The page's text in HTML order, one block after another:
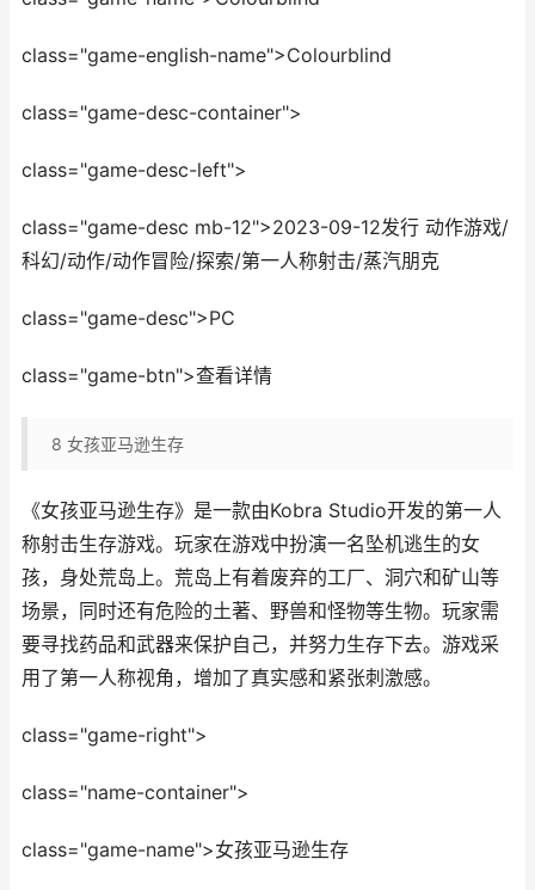
class="game-english-name">Colourblind
class="game-desc-container">
class="game-desc-left">
class="game-desc mb-12">2023-09-12发行 动作游戏/
科幻/动作/动作冒险/探索/第一人称射击/蒸汽朋克
class="game-desc">PC
class="game-btn">查看详情
8 女孩亚马逊生存
《女孩亚马逊生存》是一款由Kobra Studio开发的第一人
称射击生存游戏。玩家在游戏中扮演一名坠机逃生的女
孩，身处荒岛上。荒岛上有着废弃的工厂、洞穴和矿山等
场景，同时还有危险的土著、野兽和怪物等生物。玩家需
要寻找药品和武器来保护自己，并努力生存下去。游戏采
用了第一人称视角，增加了真实感和紧张刺激感。
class="game-right">
class="name-container">
class="game-name">女孩亚马逊生存